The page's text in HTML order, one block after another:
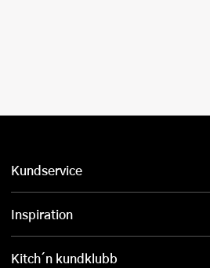
Kundservice
Inspiration
Kitch´n kundklubb